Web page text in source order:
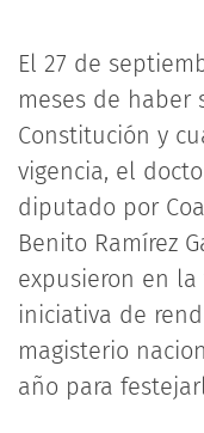
El 27 de
meses de haber
Constitución y
vigencia, el
diputado por
Benito Ramírez
expusieron en
iniciativa de
magisterio
año para